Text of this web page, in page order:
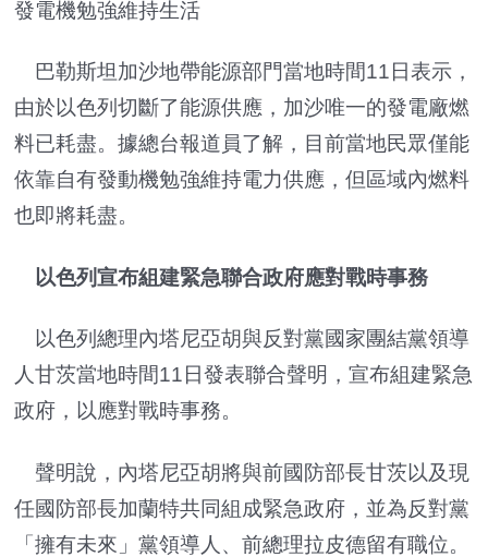
發電機勉強維持生活
巴勒斯坦加沙地帶能源部門當地時間11日表示，
由於以色列切斷了能源供應，加沙唯一的發電廠燃
料已耗盡。據總台報道員了解，目前當地民眾僅能
依靠自有發動機勉強維持電力供應，但區域內燃料
也即將耗盡。
以色列宣布組建緊急聯合政府應對戰時事務
以色列總理內塔尼亞胡與反對黨國家團結黨領導
人甘茨當地時間11日發表聯合聲明，宣布組建緊急
政府，以應對戰時事務。
聲明說，內塔尼亞胡將與前國防部長甘茨以及現
任國防部長加蘭特共同組成緊急政府，並為反對黨
「擁有未來」黨領導人、前總理拉皮德留有職位。